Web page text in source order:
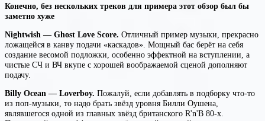
Конечно, без нескольких треков для примера этот обзор был бы
заметно хуже
Nightwish — Ghost Love Score. Отличный пример музыки, прекрасно
ложащейся в канву подачи «каскадов». Мощный бас берёт на себя
создание весомой подложки, особенно эффектной на вступлении, а
чистые СЧ и ВЧ вкупе с хорошей воображаемой сценой дополняют
подачу.
Billy Ocean — Loverboy. Пожалуй, если добавлять в подборку что-то
из поп-музыки, то надо брать звёзд уровня Билли Оушена,
являвшегося одной из главных звёзд британского R'n'B 80-х.